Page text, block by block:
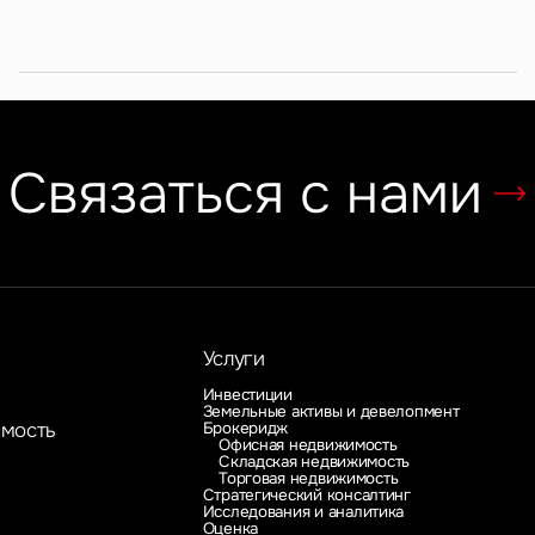
Связаться с нами
Услуги
Инвестиции
Земельные активы и девелопмент
Брокеридж
Офисная недвижимость
Складская недвижимость
Торговая недвижимость
Стратегический консалтинг
Исследования и аналитика
Оценка